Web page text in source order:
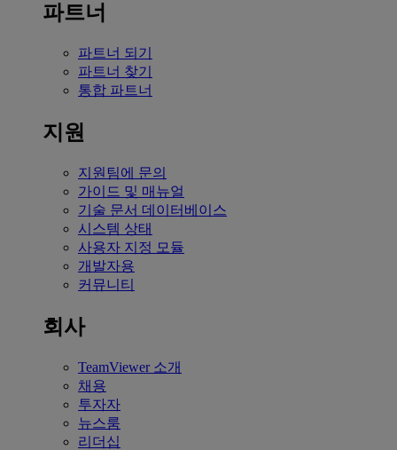
파트너
파트너 되기
파트너 찾기
통합 파트너
지원
지원팀에 문의
가이드 및 매뉴얼
기술 문서 데이터베이스
시스템 상태
사용자 지정 모듈
개발자용
커뮤니티
회사
TeamViewer 소개
채용
투자자
뉴스룸
리더십